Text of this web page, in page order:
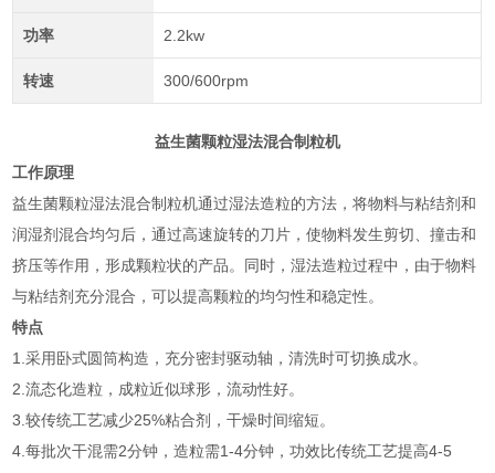
功率 2.2kw
转速 300/600rpm
益生菌颗粒湿法混合制粒机
工作原理
益生菌颗粒湿法混合制粒机通过湿法造粒的方法，将物料与粘结剂和
润湿剂混合均匀后，通过高速旋转的刀片，使物料发生剪切、撞击和
挤压等作用，形成颗粒状的产品。同时，湿法造粒过程中，由于物料
与粘结剂充分混合，可以提高颗粒的均匀性和稳定性。
特点
1.采用卧式圆筒构造，充分密封驱动轴，清洗时可切换成水。
2.流态化造粒，成粒近似球形，流动性好。
3.较传统工艺减少25%粘合剂，干燥时间缩短。
4.每批次干混需2分钟，造粒需1-4分钟，功效比传统工艺提高4-5